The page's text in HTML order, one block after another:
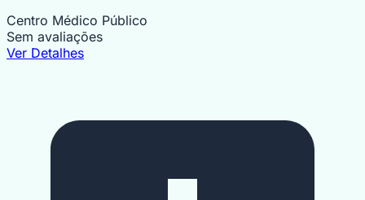
Centro Médico Público
Sem avaliações
Ver Detalhes